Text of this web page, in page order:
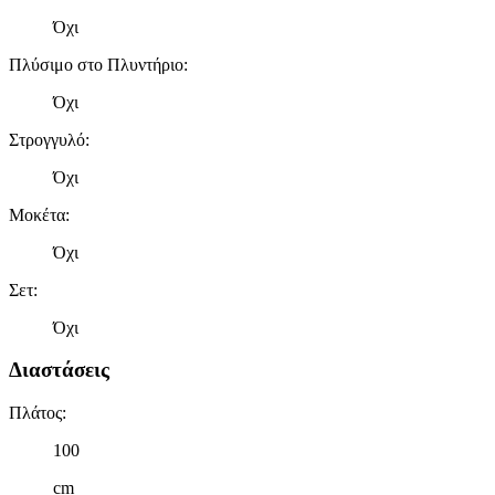
Όχι
Πλύσιμο στο Πλυντήριο:
Όχι
Στρογγυλό:
Όχι
Μοκέτα:
Όχι
Σετ:
Όχι
Διαστάσεις
Πλάτος:
100
cm